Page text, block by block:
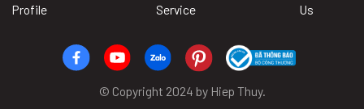
Profile
Service
Us
© Copyright 2024 by Hiep Thuy.